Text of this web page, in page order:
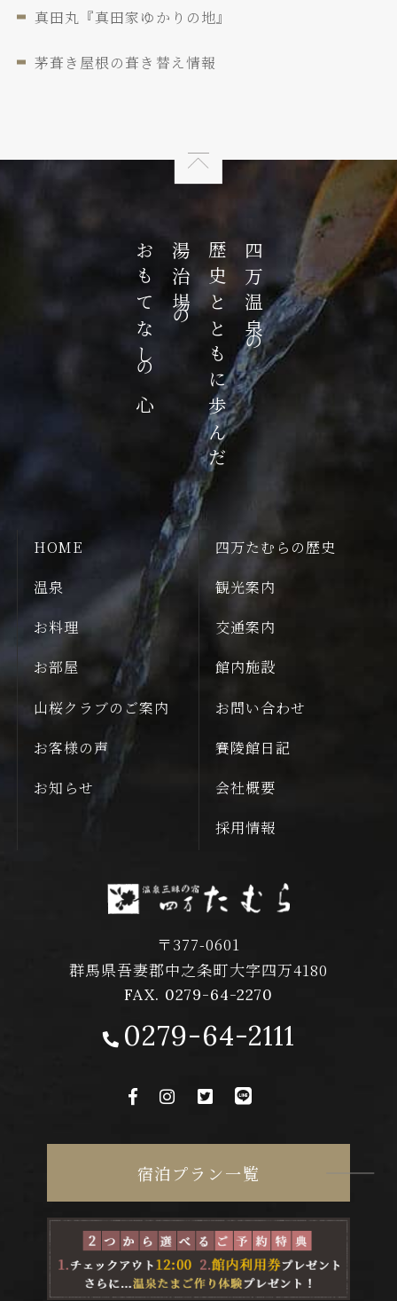
真田丸『真田家ゆかりの地』
茅葺き屋根の葺き替え情報
四万温泉の
歴史とともに歩んだ
湯治場の
おもてなしの心
HOME
温泉
お料理
お部屋
四万たむらの歴史
観光案内
交通案内
館内施設
山桜クラブのご案内
お客様の声
お知らせ
お問い合わせ
賽陵館日記
会社概要
採用情報
〒377-0601
群馬県吾妻郡中之条町大字四万4180
FAX. 0279-64-2270
0279-64-2111
宿泊プラン一覧